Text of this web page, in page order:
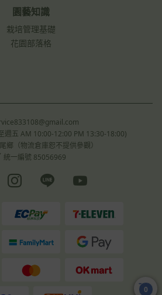
園藝知識
栽培管理基礎
花園部落格
週五 AM 10:00-12:00 PM 13:30-18:00)
鄉（物流倉庫恕不提供參觀）
統一編號 85056969
page
Instagram page
Line pageYoutube page
0